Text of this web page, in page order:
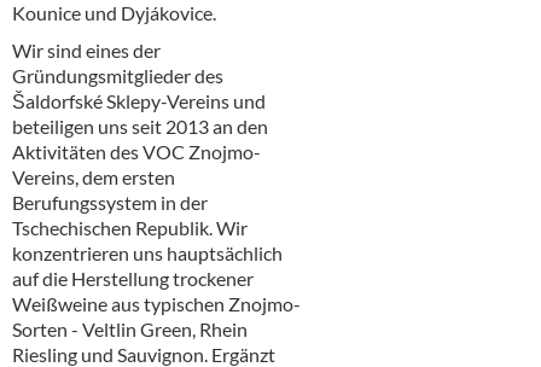
Kounice und Dyjákovice.
Wir sind eines der
Gründungsmitglieder des
Šaldorfské Sklepy-Vereins und
beteiligen uns seit 2013 an den
Aktivitäten des VOC Znojmo-
Vereins, dem ersten
Berufungssystem in der
Tschechischen Republik. Wir
konzentrieren uns hauptsächlich
auf die Herstellung trockener
Weißweine aus typischen Znojmo-
Sorten - Veltlin Green, Rhein
Riesling und Sauvignon. Ergänzt